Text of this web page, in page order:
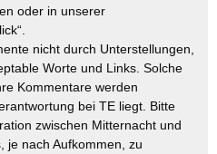
oder in unserer
nicht durch Unterstellungen,
Worte und Links. Solche
Kommentare werden
bei TE liegt. Bitte
zwischen Mitternacht und
je nach Aufkommen, zu